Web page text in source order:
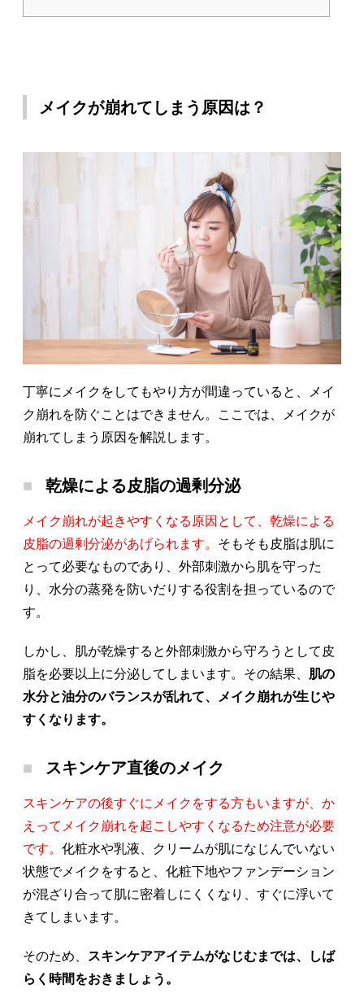
メイクが崩れてしまう原因は？
丁寧にメイクをしてもやり方が間違っていると、メイ
ク崩れを防ぐことはできません。ここでは、メイクが
崩れてしまう原因を解説します。
乾燥による皮脂の過剰分泌
メイク崩れが起きやすくなる原因として、乾燥による
皮脂の過剰分泌があげられます。 そもそも皮脂は肌に
とって必要なものであり、外部刺激から肌を守った
り、水分の蒸発を防いだりする役割を担っているので
す。
しかし、肌が乾燥すると外部刺激から守ろうとして皮
脂を必要以上に分泌してしまいます。その結果、 肌の
水分と油分のバランスが乱れて、メイク崩れが生じや
すくなります。
スキンケア直後のメイク
スキンケアの後すぐにメイクをする方もいますが、か
えってメイク崩れを起こしやすくなるため注意が必要
です。 化粧水や乳液、クリームが肌になじんでいない
状態でメイクをすると、化粧下地やファンデーション
が混ざり合って肌に密着しにくくなり、すぐに浮いて
きてしまいます。
そのため、
スキンケアアイテムがなじむまでは、しば
らく時間をおきましょう。